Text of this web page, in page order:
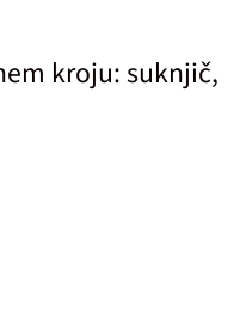
kroju: suknjič,